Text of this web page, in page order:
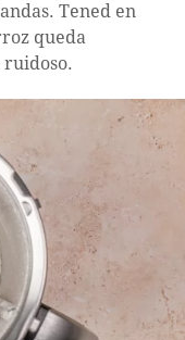
Tened en
queda
ruidoso.